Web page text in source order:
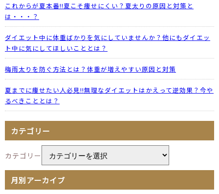
これからが夏本番!!夏こそ痩せにくい？夏太りの原因と対策と
は・・・？
ダイエット中に体重ばかりを気にしていませんか？他にもダイエッ
ト中に気にしてほしいこととは？
梅雨太りを防ぐ方法とは？体重が増えやすい原因と対策
夏までに痩せたい人必見!!無理なダイエットはかえって逆効果？今や
るべきこととは？
カテゴリー
カテゴリー
月別アーカイブ